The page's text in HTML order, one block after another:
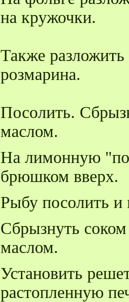
на кружочки.
Также разложить
розмарина.
Посолить.
маслом.
На лимонную
брюшком вверх.
Рыбу посолить и
Сбрызнуть
маслом.
Установить
растопленную